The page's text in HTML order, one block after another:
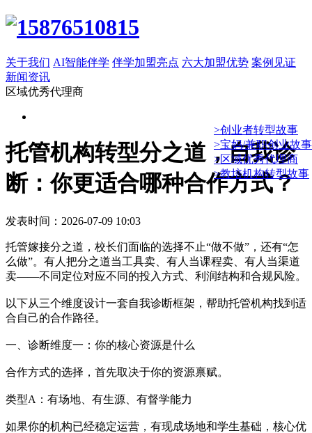
关于我们 AI智能伴学 伴学加盟亮点 六大加盟优势 案例见证
新闻资讯
区域优秀代理商
>创业者转型故事
>宝妈/兼职创业故事
>区域优秀代理商
>教培机构转型故事
托管机构转型分之道，自我诊
断：你更适合哪种合作方式？
发表时间：2026-07-09 10:03
托管嫁接分之道，校长们面临的选择不止“做不做”，还有“怎
么做”。有人把分之道当工具卖、有人当课程卖、有人当渠道
卖——不同定位对应不同的投入方式、利润结构和合规风险。
以下从三个维度设计一套自我诊断框架，帮助托管机构找到适
合自己的合作路径。
一、诊断维度一：你的核心资源是什么
合作方式的选择，首先取决于你的资源禀赋。
类型A：有场地、有生源、有督学能力
如果你的机构已经稳定运营，有现成场地和学生基础，核心优